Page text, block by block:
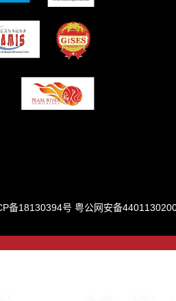
备18130394号 粤公网安备